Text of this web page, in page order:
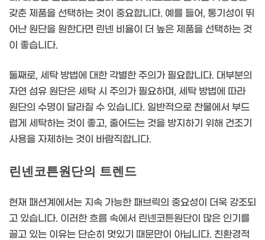
갖춘 제품을 선택하는 것이 중요합니다. 예를 들어, 통기성이 뛰
어난 원단을 원한다면 린넨 비율이 더 높은 제품을 선택하는 것
이 좋습니다.
둘째로, 세탁 방법에 대한 각별한 주의가 필요합니다. 대부분의
자연 섬유 원단은 세탁 시 주의가 필요하며, 세탁 방법에 따라
원단의 수명이 달라질 수 있습니다. 일반적으로 찬물에서 부드
럽게 세탁하는 것이 좋고, 줄어드는 것을 방지하기 위해 건조기
사용을 자제하는 것이 바람직합니다.
린넨코튼원단의 트렌드
현재 패션계에서는 지속 가능한 패브릭의 중요성이 더욱 강조되
고 있습니다. 이러한 흐름 속에서 린넨코튼원단이 많은 인기를
끌고 있는 이유는 단순히 멋있기 때문만이 아닙니다. 친환경적